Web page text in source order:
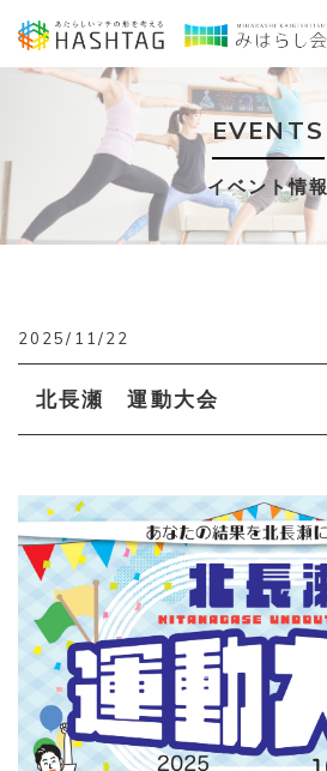
EVENTS
イベント情報
2025/11/22
北長瀬 運動大会